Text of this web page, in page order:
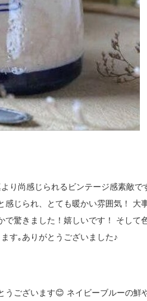
り尚感じられるビンテージ感素敵で
じられ、とても暖かい雰囲気！ 大
驚きました！嬉しいです！ そして
す｡ありがとうございました♪
ございます😊 ネイビーブルーの鮮